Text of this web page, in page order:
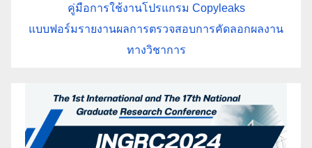
คู่มือการใช้งานโปรแกรม Copyleaks
แบบฟอร์มรายงานผลการตรวจสอบการคัดลอกผลงาน
ทางวิชาการ